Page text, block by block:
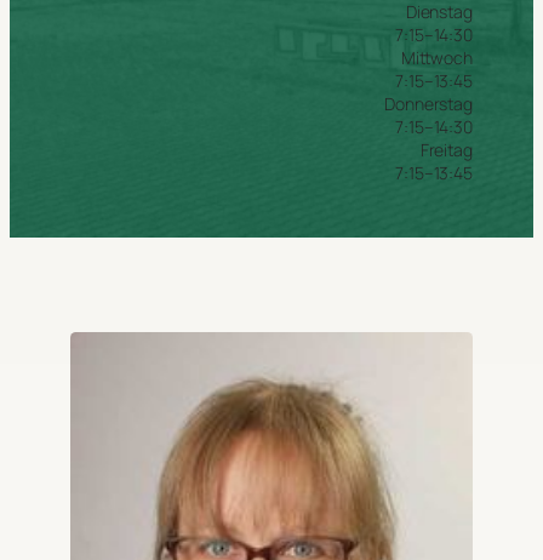
Dienstag
7:15–14:30
Mittwoch
7:15–13:45
Donnerstag
7:15–14:30
Freitag
7:15–13:45